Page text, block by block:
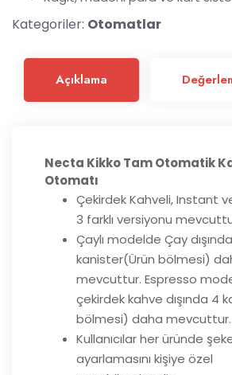
Kategoriler: Otomatlar
Açıklama
Necta Kikko Tam Otomatik
Otomatı
Çekirdek Kahveli, Instant
3 farklı versiyonu
Çaylı modelde Çay
kanister(Ürün bölmesi)
mevcuttur. Espresso
çekirdek kahve dışında 4
bölmesi) daha mevcuttur.
Kullanıcılar her üründe
ayarlamasını kişiye özel